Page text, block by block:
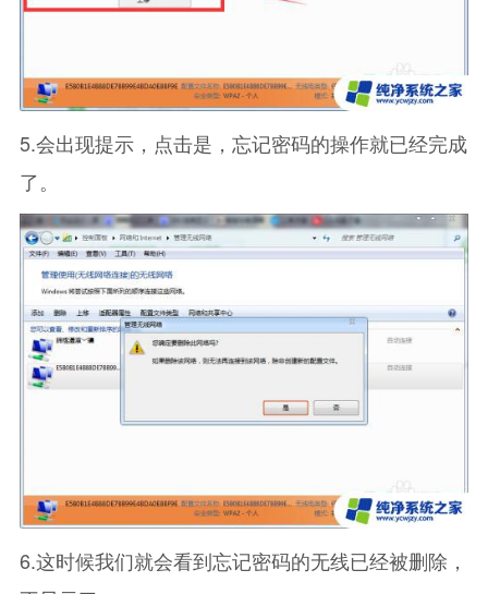
5.会出现提示，点击是，忘记密码的操作就已经完成
了。
6.这时候我们就会看到忘记密码的无线已经被删除，